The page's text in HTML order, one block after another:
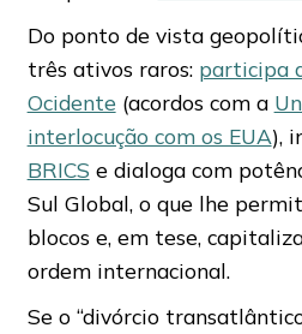
Do ponto de vista
três ativos raros: participa
Ocidente (acordos com a
interlocução com os EUA),
BRICS e dialoga com
Sul Global, o que lhe
blocos e, em tese,
ordem internacional.
Se o “divórcio